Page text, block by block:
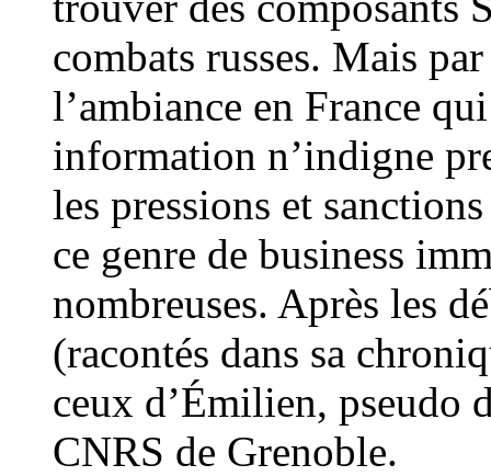
combats russes. Mais
l’ambiance en France
information n’indigne
les pressions et
ce genre de business
nombreuses. Après les
(racontés dans sa
ceux d’Émilien, pseudo
CNRS de Grenoble.